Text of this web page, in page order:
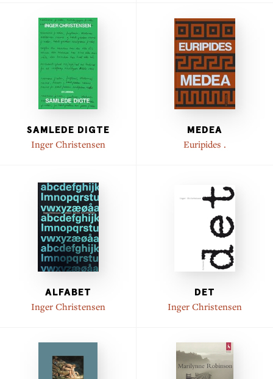
SAMLEDE DIGTE
Inger Christensen
MEDEA
Euripides .
ALFABET
Inger Christensen
DET
Inger Christensen